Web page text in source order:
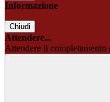
Informazione
Chiudi
Attendere...
Attendere il completamento